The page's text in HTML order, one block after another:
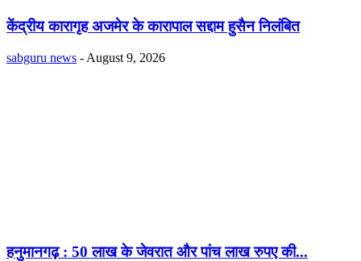
केंद्रीय कारागृह अजमेर के कारापाल सद्दाम हुसैन निलंबित
sabguru news - August 9, 2026
हनुमानगढ़ : 50 लाख के जेवरात और पांच लाख रुपए की...